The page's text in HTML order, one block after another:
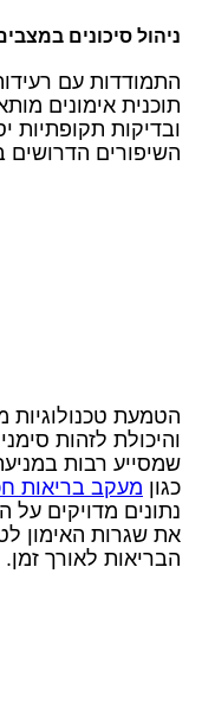
ניהול סיכונים
התמודדות עם
תוכנית אימונים
ובדיקות תקופתיות
השיפורים הדרושים
הטמעת טכנולוגיות
והיכולת לזהות
שמסייע רבות
כגון מעקב בריאות
נתונים מדויקים
את שגרות האימון
הבריאות לאורך זמן.